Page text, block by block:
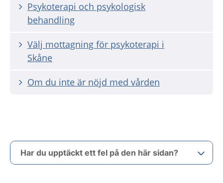
Psykoterapi och psykologisk
behandling
Välj mottagning för psykoterapi i
Skåne
Om du inte är nöjd med vården
Har du upptäckt ett fel på den här sidan?